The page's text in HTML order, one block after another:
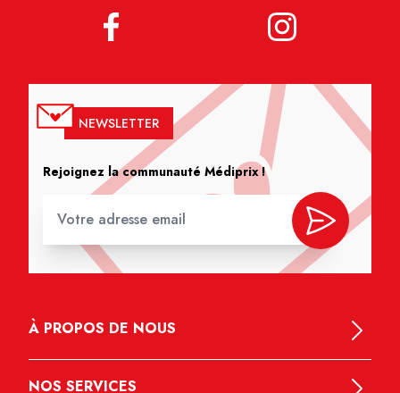
NEWSLETTER
Rejoignez la communauté Médiprix !
À PROPOS DE NOUS
NOS SERVICES